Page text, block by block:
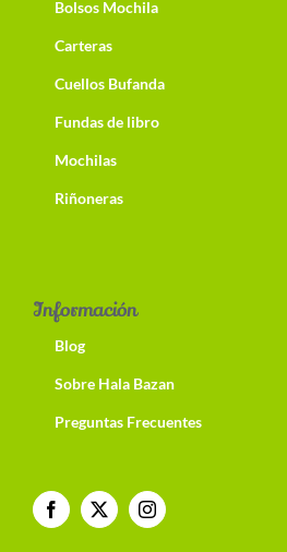
Bolsos Mochila
Carteras
Cuellos Bufanda
Fundas de libro
Mochilas
Riñoneras
Información
Blog
Sobre Hala Bazan
Preguntas Frecuentes